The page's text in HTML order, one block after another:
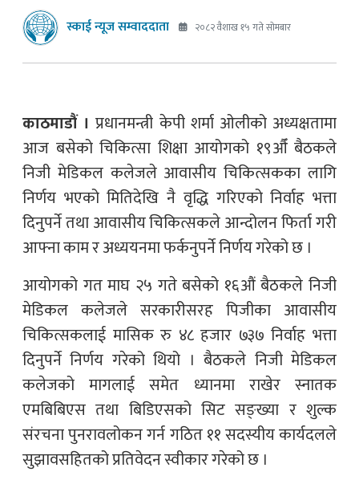
स्काई न्यूज सम्वाददाता २०८२ वैशाख १५ गते सोमबार
काठमाडौं । प्रधानमन्त्री केपी शर्मा ओलीको अध्यक्षतामा
आज बसेको चिकित्सा शिक्षा आयोगको १९औँ बैठकले
निजी मेडिकल कलेजले आवासीय चिकित्सकका लागि
निर्णय भएको मितिदेखि नै वृद्धि गरिएको निर्वाह भत्ता
दिनुपर्ने तथा आवासीय चिकित्सकले आन्दोलन फिर्ता गरी
आफ्ना काम र अध्ययनमा फर्कनुपर्ने निर्णय गरेको छ ।
आयोगको गत माघ २५ गते बसेको १६औं बैठकले निजी
मेडिकल कलेजले सरकारीसरह पिजीका आवासीय
चिकित्सकलाई मासिक रु ४८ हजार ७३७ निर्वाह भत्ता
दिनुपर्ने निर्णय गरेको थियो । बैठकले निजी मेडिकल
कलेजको मागलाई समेत ध्यानमा राखेर स्नातक
एमबिबिएस तथा बिडिएसको सिट सङ्ख्या र शुल्क
संरचना पुनरावलोकन गर्न गठित ११ सदस्यीय कार्यदलले
सुझावसहितको प्रतिवेदन स्वीकार गरेको छ ।